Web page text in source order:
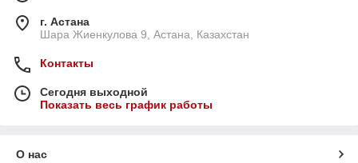
г. Астана
Шара Жиенкулова 9, Астана, Казахстан
Контакты
Сегодня выходной
Показать весь график работы
О нас